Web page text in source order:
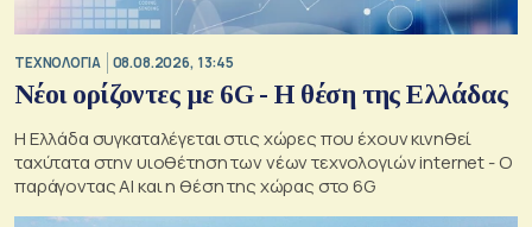
ΤΕΧΝΟΛΟΓΙΑ 08.08.2026, 13:45
Νέοι ορίζοντες με 6G - Η θέση της Ελλάδας
Η Ελλάδα συγκαταλέγεται στις χώρες που έχουν κινηθεί
ταχύτατα στην υιοθέτηση των νέων τεχνολογιών internet - Ο
παράγοντας AI και η θέση της χώρας στο 6G